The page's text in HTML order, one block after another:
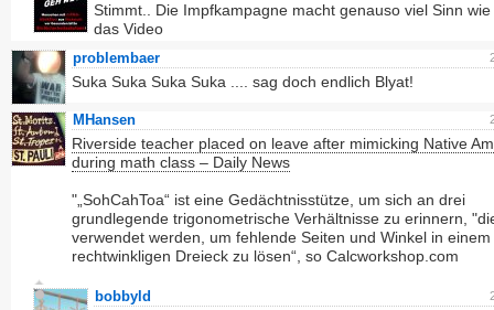
Stimmt.. Die Impfkampagne macht genauso viel Sinn wie
das Video
problembaer
Suka Suka Suka Suka .... sag doch endlich Blyat!
MHansen
Riverside teacher placed on leave after mimicking Native
during math class – Daily News
"„SohCahToa“ ist eine Gedächtnisstütze, um sich an drei
grundlegende trigonometrische Verhältnisse zu erinnern,
verwendet werden, um fehlende Seiten und Winkel in einem
rechtwinkligen Dreieck zu lösen“, so Calcworkshop.com
bobbyld